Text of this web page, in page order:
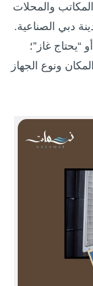
المكاتب والمحلات
دبي الصناعية.
“يحتاج غاز”؛
ونوع الجهاز